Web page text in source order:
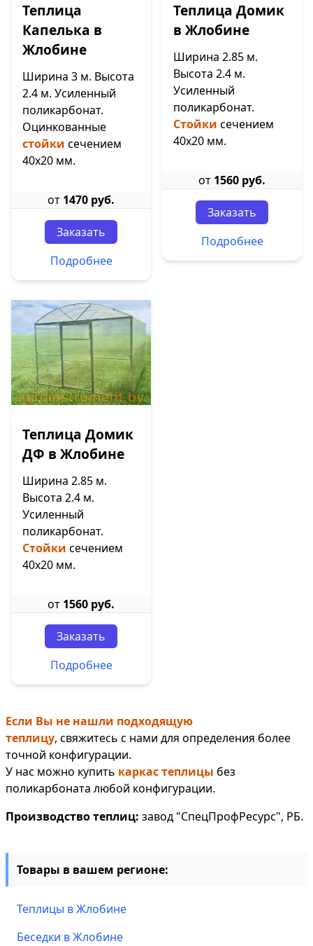
Теплица
Капелька в
Жлобине
Ширина 3 м. Высота
2.4 м. Усиленный
поликарбонат.
Оцинкованные
стойки сечением
40х20 мм.
от 1470 руб.
Заказать
Подробнее
Теплица Домик
в Жлобине
Ширина 2.85 м.
Высота 2.4 м.
Усиленный
поликарбонат.
Стойки сечением
40х20 мм.
от 1560 руб.
Заказать
Подробнее
Теплица Домик
ДФ в Жлобине
Ширина 2.85 м.
Высота 2.4 м.
Усиленный
поликарбонат.
Стойки сечением
40х20 мм.
от 1560 руб.
Заказать
Подробнее
Если Вы не нашли подходящую
теплицу, свяжитесь с нами для определения более
точной конфигурации.
У нас можно купить каркас теплицы без
поликарбоната любой конфигурации.
Производство теплиц: завод "СпецПрофРесурс", РБ.
Товары в вашем регионе:
Теплицы в Жлобине
Беседки в Жлобине